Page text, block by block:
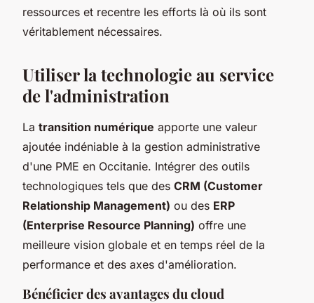
ressources et recentre les efforts là où ils sont
véritablement nécessaires.
Utiliser la technologie au service
de l'administration
La transition numérique apporte une valeur
ajoutée indéniable à la gestion administrative
d'une PME en Occitanie. Intégrer des outils
technologiques tels que des CRM (Customer
Relationship Management) ou des ERP
(Enterprise Resource Planning) offre une
meilleure vision globale et en temps réel de la
performance et des axes d'amélioration.
Bénéficier des avantages du cloud